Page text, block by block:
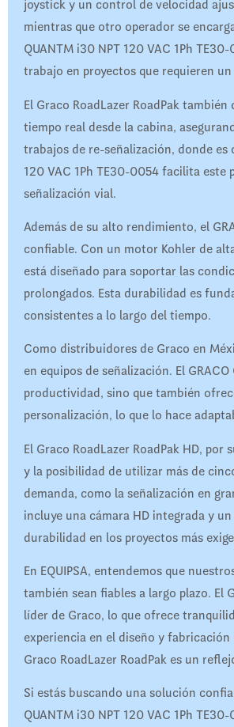
joystick y un control de velocidad
mientras que otro operador se
QUANTM i30 NPT 120 VAC 1Ph
trabajo en proyectos que requieren
El Graco RoadLazer RoadPak
tiempo real desde la cabina,
trabajos de re-señalización, donde es
120 VAC 1Ph TE30-0054 facilita
señalización vial.
Además de su alto rendimiento, el
confiable. Con un motor Kohler de
está diseñado para soportar las
prolongados. Esta durabilidad es
consistentes a lo largo del tiempo.
Como distribuidores de Graco en
en equipos de señalización. El
productividad, sino que también
personalización, lo que lo hace
El Graco RoadLazer RoadPak HD,
y la posibilidad de utilizar más de
demanda, como la señalización en
incluye una cámara HD integrada y
durabilidad en los proyectos más
En EQUIPSA, entendemos que
también sean fiables a largo plazo. El
líder de Graco, lo que ofrece
experiencia en el diseño y
Graco RoadLazer RoadPak es un
Si estás buscando una solución
QUANTM i30 NPT 120 VAC 1Ph